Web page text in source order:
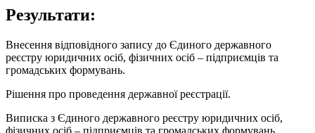
Результати:
Внесення відповідного запису до Єдиного державного
реєстру юридичних осіб, фізичних осіб – підприємців та
громадських формувань.
Рішення про проведення державної реєстрації.
Виписка з Єдиного державного реєстру юридичних осіб,
фізичних осіб – підприємців та громадських формувань .